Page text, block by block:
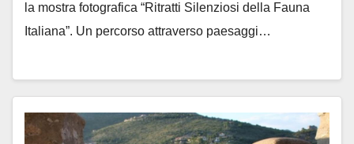
la mostra fotografica “Ritratti Silenziosi della Fauna
Italiana”. Un percorso attraverso paesaggi…